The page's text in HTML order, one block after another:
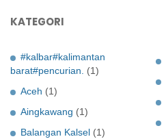
KATEGORI
#kalbar#kalimantan
barat#pencurian. (1)
Aceh (1)
Aingkawang (1)
Balangan Kalsel (1)